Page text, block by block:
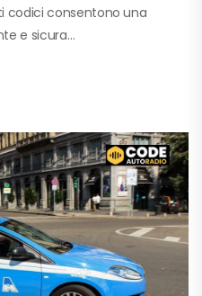
codici consentono una
e sicura…